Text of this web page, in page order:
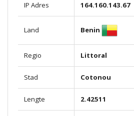
IP Adres 164.160.143.67
Land Benin
Regio Littoral
Stad Cotonou
Lengte 2.42511